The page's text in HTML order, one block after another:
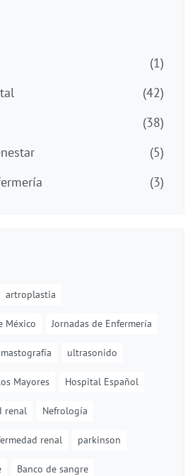
(1)
(42)
(38)
(5)
(3)
artroplastia
México Jornadas de Enfermería
mastografía ultrasonido
Mayores Hospital Español
renal Nefrología
renal parkinson
Banco de sangre